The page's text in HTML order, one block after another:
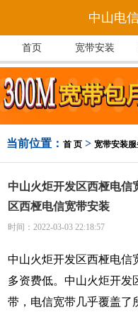
中山电
首页 宽带安装
当前位置： 首 页> 宽带安装
中山火炬开发区西桠电信
区西桠电信宽带安装
时间：2022-03-03 22:18:57
中山火炬开发区西桠电信
多资费低。中山火炬开发
带，电信宽带几乎覆盖了